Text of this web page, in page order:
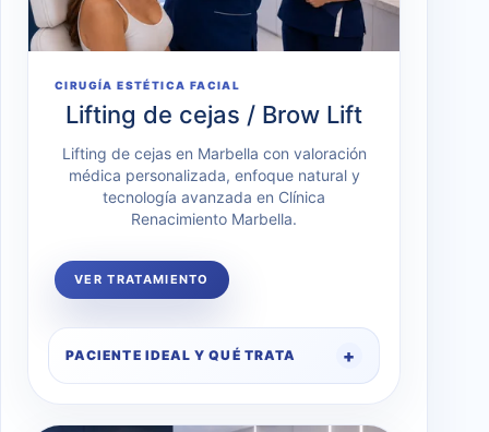
CIRUGÍA ESTÉTICA FACIAL
Lifting de cejas / Brow Lift
Lifting de cejas en Marbella con valoración
médica personalizada, enfoque natural y
tecnología avanzada en Clínica
Renacimiento Marbella.
VER TRATAMIENTO
PACIENTE IDEAL Y QUÉ TRATA